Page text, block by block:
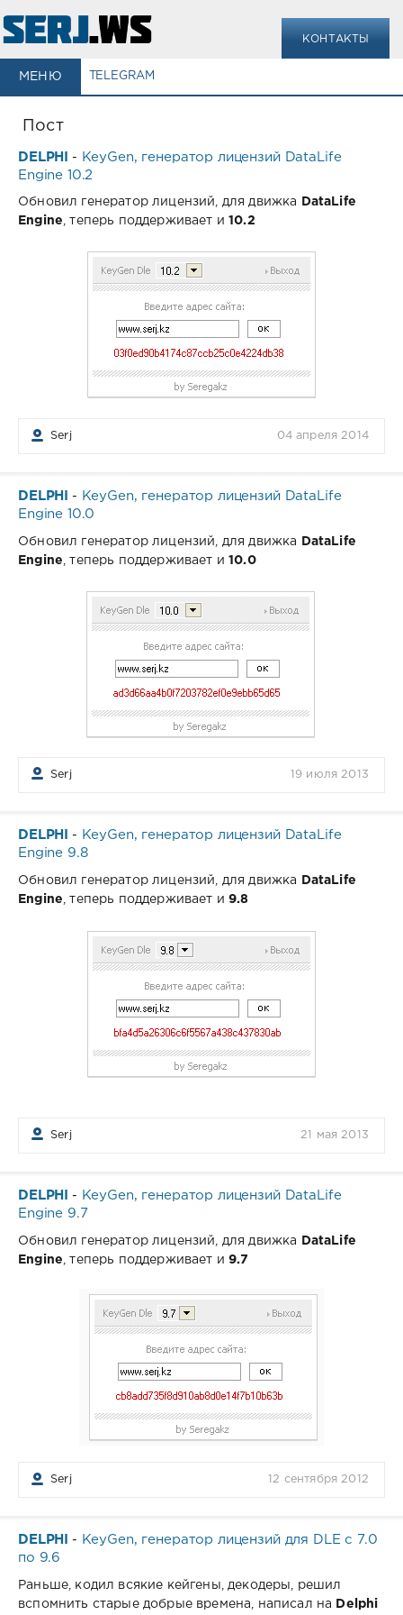
КОНТАКТЫ
МЕНЮ TELEGRAM
Пост
DELPHI -
KeyGen, генератор лицензий DataLife
Engine 10.2
Обновил генератор лицензий, для движка
DataLife
Engine, теперь поддерживает и10.2
Serj 04 апреля 2014
DELPHI -
KeyGen, генератор лицензий DataLife
Engine 10.0
Обновил генератор лицензий, для движка
DataLife
Engine , теперь поддерживает и10.0
Serj 19 июля 2013
DELPHI -
KeyGen, генератор лицензий DataLife
Engine 9.8
Обновил генератор лицензий, для движка
DataLife
Engine , теперь поддерживает и9.8
Serj 21 мая 2013
DELPHI -
KeyGen, генератор лицензий DataLife
Engine 9.7
Обновил генератор лицензий, для движка
DataLife
Engine , теперь поддерживает и9.7
Serj 12 сентября 2012
DELPHI -
KeyGen, генератор лицензий для DLE c 7.0
по 9.6
Раньше, кодил всякие кейгены, декодеры, решил
вспомнить старые добрые времена, написал на
Delphi